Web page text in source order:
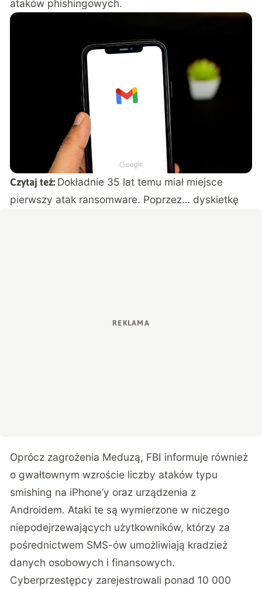
ataków phishingowych.
Czytaj też: Dokładnie 35 lat temu miał miejsce
pierwszy atak ransomware. Poprzez… dyskietkę
Oprócz zagrożenia Meduzą, FBI informuje również
o gwałtownym wzroście liczby ataków typu
smishing na iPhone’y oraz urządzenia z
Androidem. Ataki te są wymierzone w niczego
niepodejrzewających użytkowników, którzy za
pośrednictwem SMS-ów umożliwiają kradzież
danych osobowych i finansowych.
Cyberprzestępcy zarejestrowali ponad 10 000